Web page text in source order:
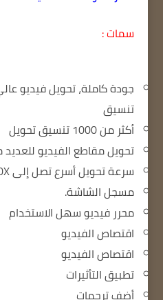
سمات :
جودة كاملة، تحويل فيديو
تنسيق
أكثر من 1000 تنسيق تحويل
تحويل مقاطع الفيديو
سرعة تحويل أسرع تصل إلى 30X
مسجل الشاشة.
محرر فيديو سهل الاستخدام
اقتصاص الفيديو
اقتصاص الفيديو
تطبيق التأثيرات
أضف ترجمات